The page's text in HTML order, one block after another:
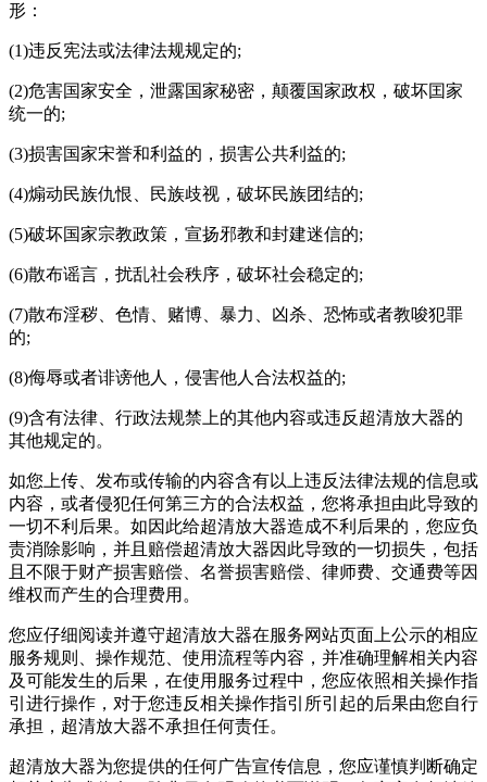
形：
(1)违反宪法或法律法规规定的;
(2)危害国家安全，泄露国家秘密，颠覆国家政权，破坏囯家
统一的;
(3)损害国家宋誉和利益的，损害公共利益的;
(4)煽动民族仇恨、民族歧视，破坏民族团结的;
(5)破坏国家宗教政策，宣扬邪教和封建迷信的;
(6)散布谣言，扰乱社会秩序，破坏社会稳定的;
(7)散布淫秽、色情、赌博、暴力、凶杀、恐怖或者教唆犯罪
的;
(8)侮辱或者诽谤他人，侵害他人合法权益的;
(9)含有法律、行政法规禁上的其他内容或违反 超清放大器的
其他规定的。
如您上传、发布或传输的内容含有以上违反法律法规的信息或
内容，或者侵犯任何第三方的合法权益，您将承担由此导致的
一切不利后果。如因此给超清放大器造成不利后果的，您应负
责消除影响，并且赔偿超清放大器因此导致的一切损失，包括
且不限于财产损害赔偿、名誉损害赔偿、律师费、交通费等因
维权而产生的合理费用。
您应仔细阅读并遵守超清放大器在服务网站页面上公示的相应
服务规则、操作规范、使用流程等内容，并准确理解相关内容
及可能发生的后果，在使用服务过程中，您应依照相关操作指
引进行操作，对于您违反相关操作指引所引起的后果由您自行
承担， 超清放大器不承担任何责任。
超清放大器为您提供的任何广告宣传信息，您应谨慎判断确定